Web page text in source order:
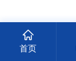
首页